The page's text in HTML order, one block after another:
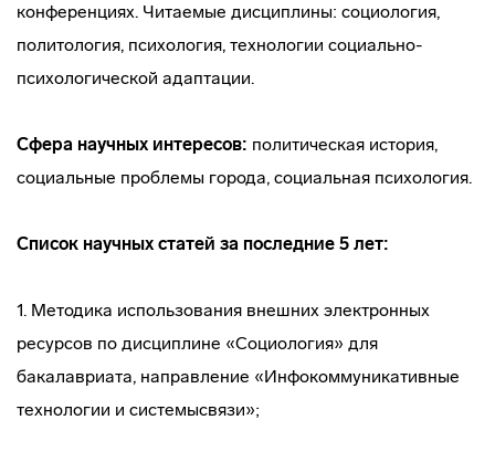
конференциях. Читаемые дисциплины: социология,
политология, психология, технологии социально-
психологической адаптации.
Сфера научных интересов: политическая история,
социальные проблемы города, социальная психология.
Список научных статей за последние 5 лет:
1. Методика использования внешних электронных
ресурсов по дисциплине «Социология» для
бакалавриата, направление «Инфокоммуникативные
технологии и системысвязи»;